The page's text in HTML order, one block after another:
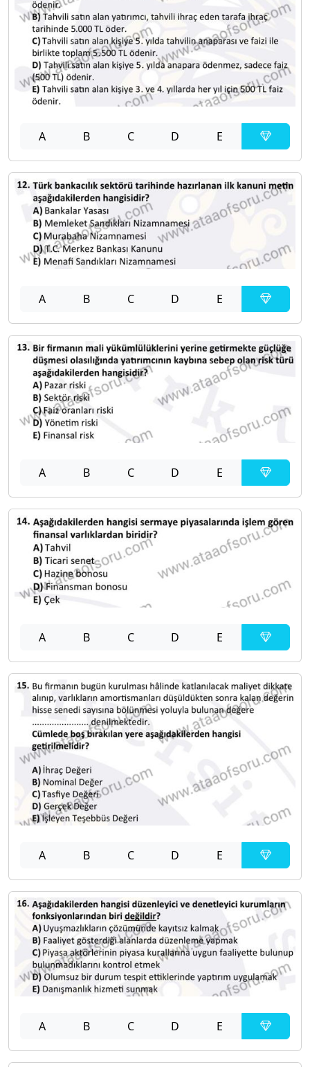
A B C D E
A B C D E
A B C D E
A B C D E
A B C D E
A B C D E